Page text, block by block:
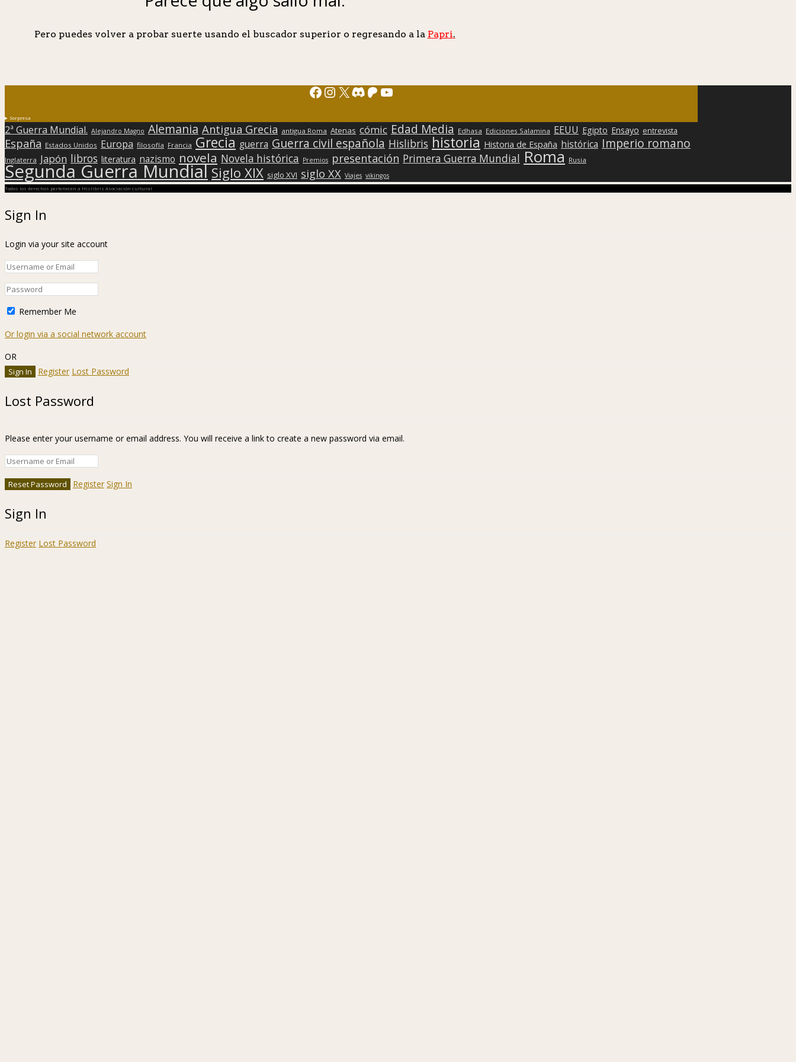
Pero puedes volver a probar suerte usando el buscador superior o regresando a la Papri.
Facebook
Instagram
X Discord
Patreon
YouTube
Sorpresa
2ª Guerra Mundial. Alejandro Magno Alemania Antigua Grecia antigua Roma Atenas cómic Edad Media Edhasa Ediciones Salamina EEUU Egipto Ensayo entrevista
España Estados Unidos Europa filosofía Francia Grecia guerra Guerra civil española Hislibris historia Historia de España histórica Imperio romano
Inglaterra Japón libros literatura nazismo novela Novela histórica Premios presentación Primera Guerra Mundial Roma Rusia
Segunda Guerra Mundial Siglo XIX siglo XVI siglo XX Viajes vikingos
Todos los derechos pertenecen a Hislibris Asociación cultural
Sign In
Login via your site account
Remember Me
Or login via a social network account
OR
Register Lost Password
Lost Password
Please enter your username or email address. You will receive a link to create a new password via email.
Register Sign In
Sign In
Register Lost Password